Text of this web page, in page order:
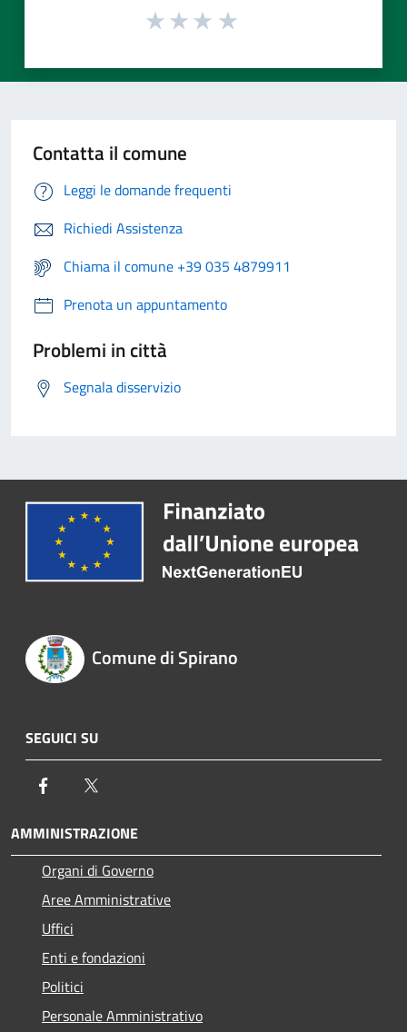
Contatta il comune
Leggi le domande frequenti
Richiedi Assistenza
Chiama il comune +39 035 4879911
Prenota un appuntamento
Problemi in città
Segnala disservizio
Comune di Spirano
SEGUICI SU
Facebook
AMMINISTRAZIONE
Organi di Governo
Aree Amministrative
Uffici
Enti e fondazioni
Politici
Personale Amministrativo